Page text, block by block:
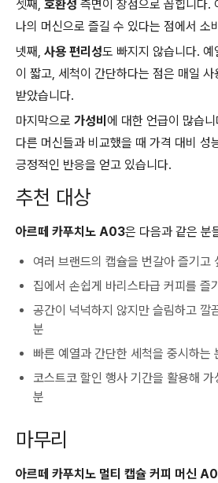
셋째, 호환성 측면이 장점으로 꼽힙니다.
나의 머신으로 즐길 수 있다는 점에서 소
넷째, 사용 편리성도 빠지지 않습니다.
이 짧고, 세척이 간단하다는 점은 매일
받았습니다.
마지막으로 가성비 에 대한 언급이 많습
다른 머신들과 비교했을 때 가격 대비 성
긍정적인 반응을 얻고 있습니다.
추천 대상
아르떼 카푸치노 A03은 다음과 같은 분
여러 브랜드의 캡슐을 번갈아 즐기고
집에서 손쉽게 바리스타급 커피를 즐
공간이 넉넉하지 않지만 슬림하고 깔
분
빠른 예열과 간단한 세척을 중시하는
코스트코 할인 행사 기간을 활용해
분
마무리
아르떼 카푸치노 멀티 캡슐 커피 머신